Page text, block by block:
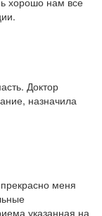
Доктор
назначила
меня
указанная на